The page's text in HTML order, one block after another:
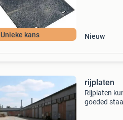
Unieke kans Nieuw
rijplaten
Rijplaten
goeded